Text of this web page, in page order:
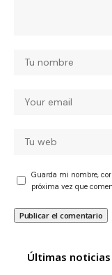
Guarda mi nombre,
próxima vez que
Últimas noticias